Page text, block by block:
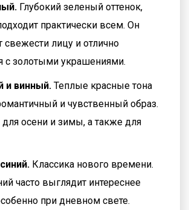
Глубокий зеленый оттенок,
практически всем. Он
свежести лицу и отлично
с золотыми украшениями.
и винный. Теплые красные тона
и чувственный образ.
осени и зимы, а также для
Классика нового времени.
часто выглядит интереснее
при дневном свете.